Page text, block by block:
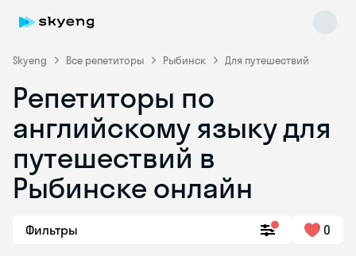
Skyeng Все репетиторы Рыбинск Для путешествий
Репетиторы по
английскому языку для
путешествий в
Рыбинске онлайн
Фильтры 0